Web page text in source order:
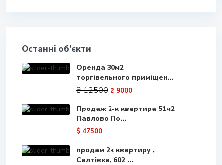
Останні об’єкти
Оренда 30м2
торгівельного приміщен...
₴ 12500 ₴ 9000
Продаж 2-к квартира 51м2
Павлово По...
$ 47500
продам 2к квартиру ,
Салтівка, 602 ...